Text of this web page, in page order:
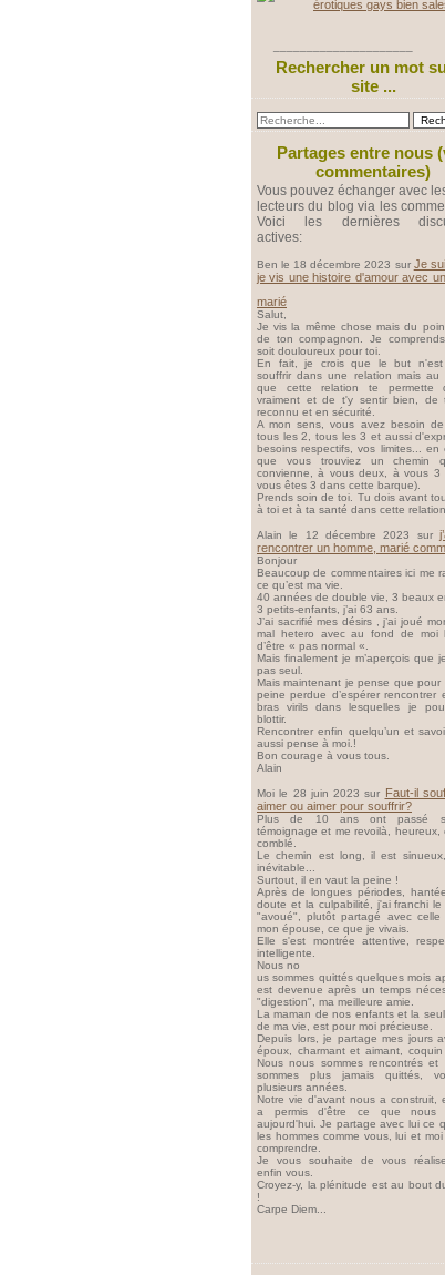
Rechercher un mot
site ...
Partages entre nous
commentaires)
Vous pouvez échanger avec
lecteurs du blog via les
Voici les dernières
actives:
Ben le 18 décembre 2023 sur Je
je vis une histoire d'amour avec
marié
Salut,
Je vis la même chose mais du
de ton compagnon. Je
soit douloureux pour toi.
En fait, je crois que le but
souffrir dans une relation mais au
que cette relation te permette
vraiment et de t'y sentir bien, de
reconnu et en sécurité.
A mon sens, vous avez besoin de
tous les 2, tous les 3 et aussi
besoins respectifs, vos limites... en
que vous trouviez un chemin
convienne, à vous deux, à vous 3
vous êtes 3 dans cette barque).
Prends soin de toi. Tu dois avant
à toi et à ta santé dans cette relation.
Alain le 12 décembre 2023 sur
rencontrer un homme, marié
Bonjour
Beaucoup de commentaires ici me
ce qu’est ma vie.
40 années de double vie, 3 beaux
3 petits-enfants, j’ai 63 ans.
J’ai sacrifié mes désirs , j’ai joué
mal hetero avec au fond de moi
d’être « pas normal «.
Mais finalement je m’aperçois que
pas seul.
Mais maintenant je pense que pour
peine perdue d’espérer rencontrer
bras virils dans lesquelles je
blottir.
Rencontrer enfin quelqu’un et
aussi pense à moi.!
Bon courage à vous tous.
Alain
Moi le 28 juin 2023 sur Faut-il
aimer ou aimer pour souffrir?
Plus de 10 ans ont passé
témoignage et me revoilà, heureux,
comblé.
Le chemin est long, il est sinueux,
inévitable...
Surtout, il en vaut la peine !
Après de longues périodes,
doute et la culpabilité, j'ai franchi le
"avoué", plutôt partagé avec celle
mon épouse, ce que je vivais.
Elle s'est montrée attentive,
intelligente.
Nous no
us sommes quittés quelques mois
est devenue après un temps
"digestion", ma meilleure amie.
La maman de nos enfants et la
de ma vie, est pour moi précieuse.
Depuis lors, je partage mes jours
époux, charmant et aimant, coquin
Nous nous sommes rencontrés et
sommes plus jamais quittés,
plusieurs années.
Notre vie d'avant nous a construit,
a permis d'être ce que nous
aujourd'hui. Je partage avec lui ce
les hommes comme vous, lui et
comprendre.
Je vous souhaite de vous
enfin vous.
Croyez-y, la plénitude est au bout
!
Carpe Diem...